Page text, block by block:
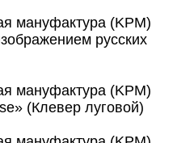
мануфактура (KPM)
русских
мануфактура (KPM)
(Клевер луговой)